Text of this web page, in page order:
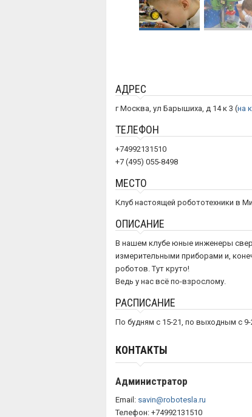
АДРЕС
г Москва, ул Барышиха, д 14 к 3 (на
ТЕЛЕФОН
+74992131510
+7 (495) 055-8498
МЕСТО
Клуб настоящей робототехники в
ОПИСАНИЕ
В нашем клубе юные инженеры
измерительными приборами и,
роботов. Тут круто!
Ведь у нас всё по-взрослому.
РАСПИСАНИЕ
По будням с 15-21, по выходным с
КОНТАКТЫ
Администратор
Email: savin@robotesla.ru
Телефон: +74992131510